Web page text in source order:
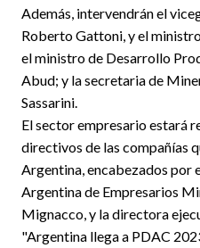
Además, intervendrán el
Roberto Gattoni, y el
el ministro de Desarrollo
Abud; y la secretaria de
Sassarini.
El sector empresario estará
directivos de las compañías
Argentina, encabezados por
Argentina de Empresarios
Mignacco, y la directora
"Argentina llega a PDAC